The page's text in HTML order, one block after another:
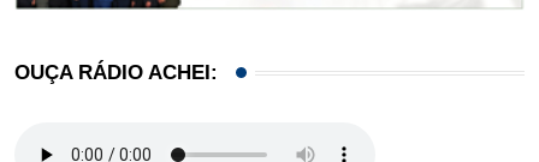
OUÇA RÁDIO ACHEI: